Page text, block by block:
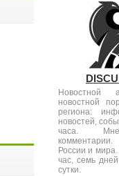
Новостной
новостной
региона:
новостей,
часа.
России и
час, семь
сутки.